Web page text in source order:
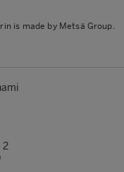
is made by Metsä Group.
2